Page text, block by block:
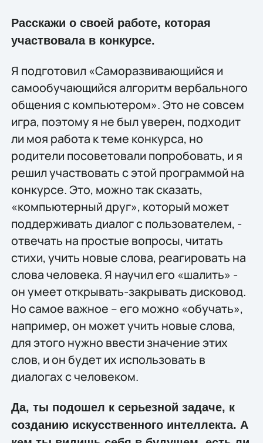
Расскажи о своей работе, которая
участвовала в конкурсе.
Я подготовил «Саморазвивающийся и
самообучающийся алгоритм вербального
общения с компьютером». Это не совсем
игра, поэтому я не был уверен, подходит
ли моя работа к теме конкурса, но
родители посоветовали попробовать, и я
решил участвовать с этой программой на
конкурсе. Это, можно так сказать,
«компьютерный друг», который может
поддерживать диалог с пользователем, -
отвечать на простые вопросы, читать
стихи, учить новые слова, реагировать на
слова человека. Я научил его «шалить» -
он умеет открывать-закрывать дисковод.
Но самое важное – его можно «обучать»,
например, он может учить новые слова,
для этого нужно ввести значение этих
слов, и он будет их использовать в
диалогах с человеком.
Да, ты подошел к серьезной задаче, к
созданию искусственного интеллекта. А